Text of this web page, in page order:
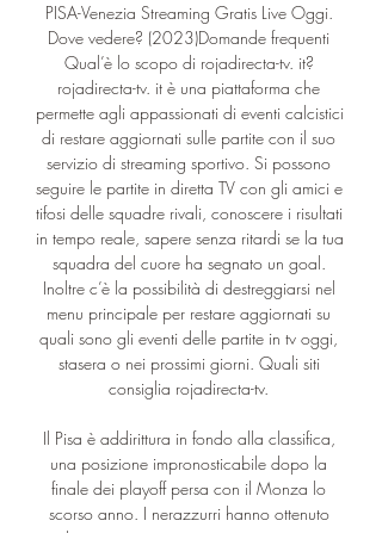
PISA-Venezia Streaming Gratis Live Oggi.
Dove vedere? (2023)Domande frequenti
Qual’è lo scopo di rojadirecta-tv. it?
rojadirecta-tv. it è una piattaforma che
permette agli appassionati di eventi calcistici
di restare aggiornati sulle partite con il suo
servizio di streaming sportivo. Si possono
seguire le partite in diretta TV con gli amici e
tifosi delle squadre rivali, conoscere i risultati
in tempo reale, sapere senza ritardi se la tua
squadra del cuore ha segnato un goal.
Inoltre c’è la possibilità di destreggiarsi nel
menu principale per restare aggiornati su
quali sono gli eventi delle partite in tv oggi,
stasera o nei prossimi giorni. Quali siti
consiglia rojadirecta-tv.
Il Pisa è addirittura in fondo alla classifica,
una posizione impronosticabile dopo la
finale dei playoff persa con il Monza lo
scorso anno. I nerazzurri hanno ottenuto